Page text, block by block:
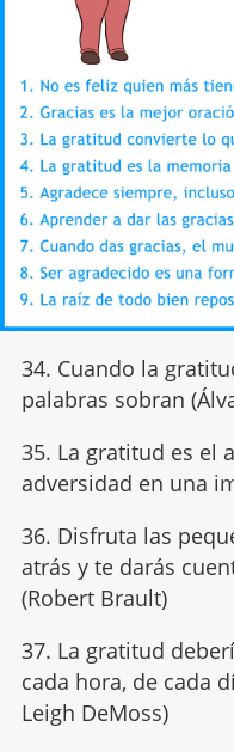
34. Cuando la
palabras sobran
35. La gratitud es el
adversidad en una
36. Disfruta las
atrás y te darás
(Robert Brault)
37. La gratitud
cada hora, de cada
Leigh DeMoss)